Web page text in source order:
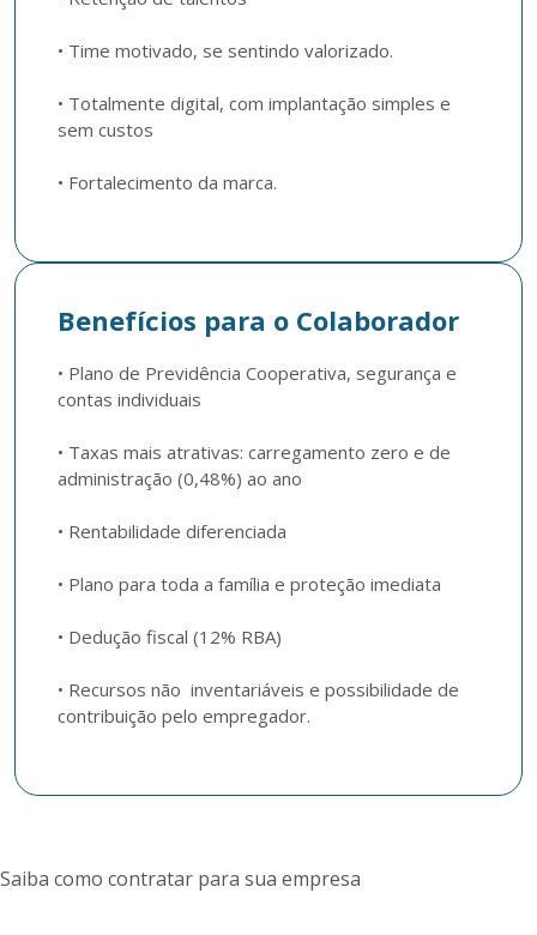
• Time motivado, se sentindo valorizado.
• Totalmente digital, com implantação simples e
sem custos
• Fortalecimento da marca.
Benefícios para o Colaborador
• Plano de Previdência Cooperativa, segurança e
contas individuais
• Taxas mais atrativas: carregamento zero e de
administração (0,48%) ao ano
• Rentabilidade diferenciada
• Plano para toda a família e proteção imediata
• Dedução fiscal (12% RBA)
• Recursos não  inventariáveis e possibilidade de
contribuição pelo empregador.
Saiba como contratar para sua empresa